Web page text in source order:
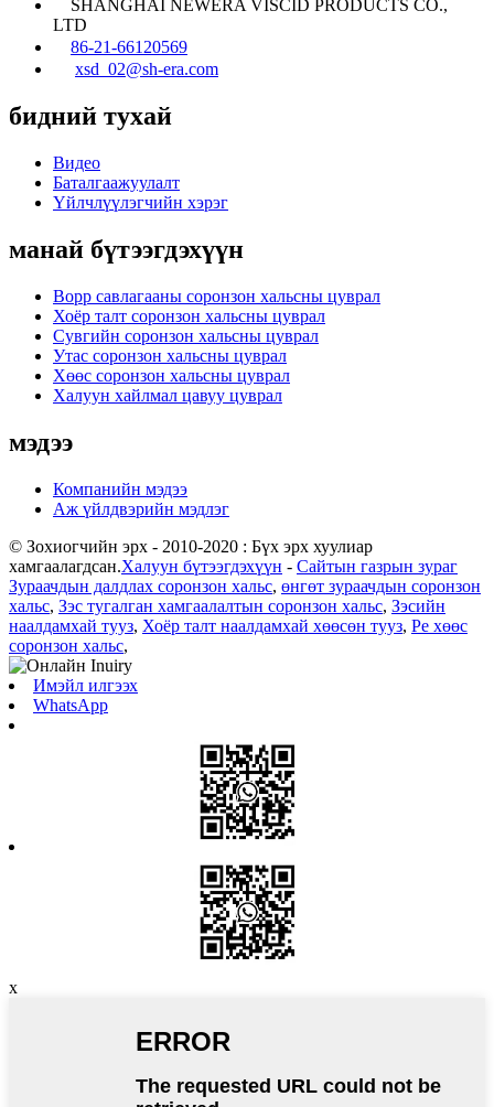
SHANGHAI NEWERA VISCID PRODUCTS CO.,
LTD
86-21-66120569
xsd_02@sh-era.com
бидний тухай
Видео
Баталгаажуулалт
Үйлчлүүлэгчийн хэрэг
манай бүтээгдэхүүн
Bopp савлагааны соронзон хальсны цуврал
Хоёр талт соронзон хальсны цуврал
Сувгийн соронзон хальсны цуврал
Утас соронзон хальсны цуврал
Хөөс соронзон хальсны цуврал
Халуун хайлмал цавуу цуврал
мэдээ
Компанийн мэдээ
Аж үйлдвэрийн мэдлэг
© Зохиогчийн эрх - 2010-2020 : Бүх эрх хуулиар
хамгаалагдсан.Халуун бүтээгдэхүүн - Сайтын газрын зураг
Зураачдын далдлах соронзон хальс, өнгөт зураачдын соронзон
хальс, Зэс тугалган хамгаалалтын соронзон хальс, Зэсийн
наалдамхай тууз, Хоёр талт наалдамхай хөөсөн тууз, Pe хөөс
соронзон хальс,
Имэйл илгээх
WhatsApp
x